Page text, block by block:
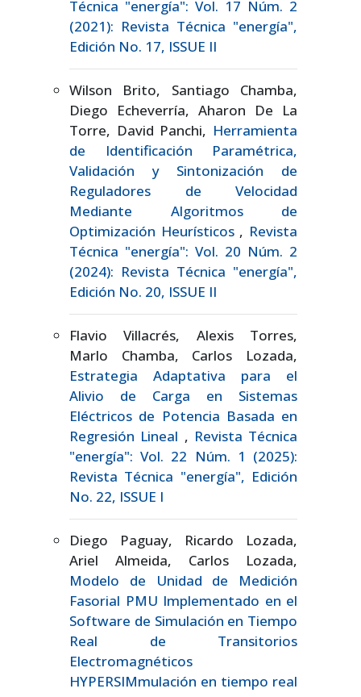
Técnica "energía": Vol. 17 Núm. 2
(2021): Revista Técnica "energía",
Edición No. 17, ISSUE II
Wilson Brito, Santiago Chamba,
Diego Echeverría, Aharon De La
Torre, David Panchi, Herramienta
de Identificación Paramétrica,
Validación y Sintonización de
Reguladores de Velocidad
Mediante Algoritmos de
Optimización Heurísticos , Revista
Técnica "energía": Vol. 20 Núm. 2
(2024): Revista Técnica "energía",
Edición No. 20, ISSUE II
Flavio Villacrés, Alexis Torres,
Marlo Chamba, Carlos Lozada,
Estrategia Adaptativa para el
Alivio de Carga en Sistemas
Eléctricos de Potencia Basada en
Regresión Lineal , Revista Técnica
"energía": Vol. 22 Núm. 1 (2025):
Revista Técnica "energía", Edición
No. 22, ISSUE I
Diego Paguay, Ricardo Lozada,
Ariel Almeida, Carlos Lozada,
Modelo de Unidad de Medición
Fasorial PMU Implementado en el
Software de Simulación en Tiempo
Real de Transitorios
Electromagnéticos
HYPERSIMmulación en tiempo real